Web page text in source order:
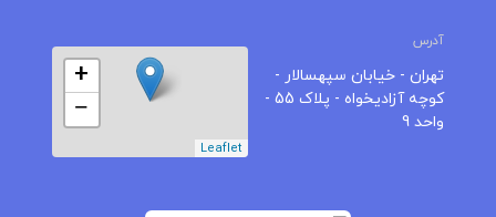
آدرس
تهران - خیابان سپهسالار -
کوچه آزادیخواه - پلاک 55 -
واحد 9
+
−
Leaflet